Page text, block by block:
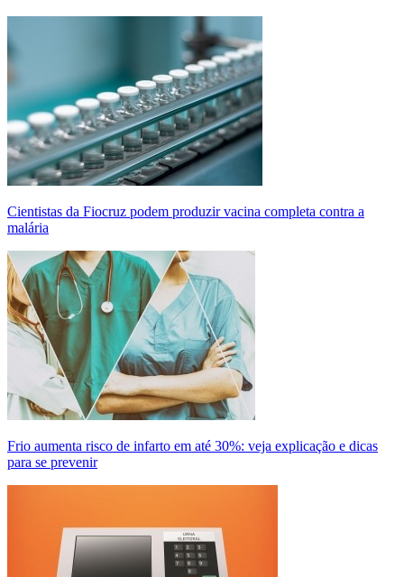
Cientistas da Fiocruz podem produzir vacina completa contra a
malária
Frio aumenta risco de infarto em até 30%: veja explicação e dicas
para se prevenir